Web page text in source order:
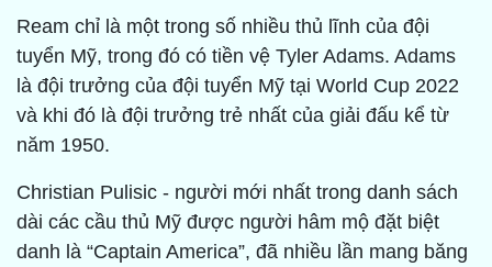
Ream chỉ là một trong số nhiều thủ lĩnh của đội
tuyển Mỹ, trong đó có tiền vệ Tyler Adams. Adams
là đội trưởng của đội tuyển Mỹ tại World Cup 2022
và khi đó là đội trưởng trẻ nhất của giải đấu kể từ
năm 1950.
Christian Pulisic - người mới nhất trong danh sách
dài các cầu thủ Mỹ được người hâm mộ đặt biệt
danh là “Captain America”, đã nhiều lần mang băng